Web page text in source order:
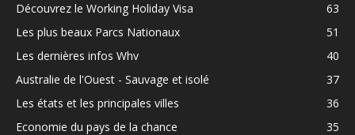
Découvrez le Working Holiday Visa
63
Les plus beaux Parcs Nationaux
51
Les dernières infos Whv
40
Australie de l'Ouest - Sauvage et isolé
37
Les états et les principales villes
36
Economie du pays de la chance
35